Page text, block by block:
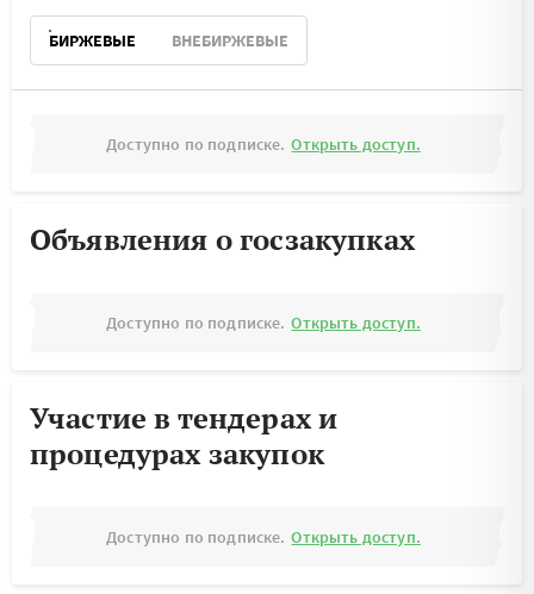
БИРЖЕВЫЕ ВНЕБИРЖЕВЫЕ
Доступно по подписке. Открыть доступ.
Объявления о госзакупках
Доступно по подписке. Открыть доступ.
Участие в тендерах и
процедурах закупок
Доступно по подписке. Открыть доступ.